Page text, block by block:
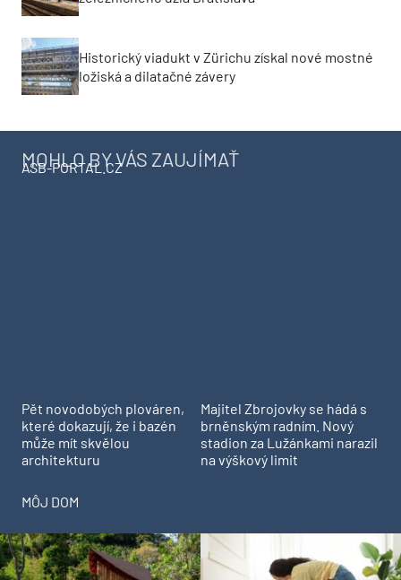
Historický viadukt v Zürichu získal nové mostné
ložiská a dilatačné závery
MOHLO BY VÁS ZAUJÍMAŤ
ASB-PORTAL.CZ
Pět novodobých plováren,
které dokazují, že i bazén
může mít skvělou
architekturu
Majitel Zbrojovky se hádá s
brněnským radním. Nový
stadion za Lužánkami narazil
na výškový limit
MÔJ DOM